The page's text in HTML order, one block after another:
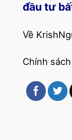
đầu tư
Về
Chính